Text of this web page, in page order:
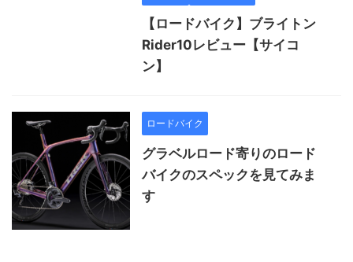
【ロードバイク】ブライトン
Rider10レビュー【サイコ
ン】
ロードバイク
グラベルロード寄りのロード
バイクのスペックを見てみま
す